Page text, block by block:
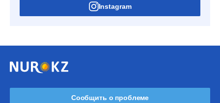
Instagram
Сообщить о проблеме